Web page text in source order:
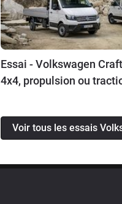
Essai - Volkswagen
4x4, propulsion ou
Voir tous les essais